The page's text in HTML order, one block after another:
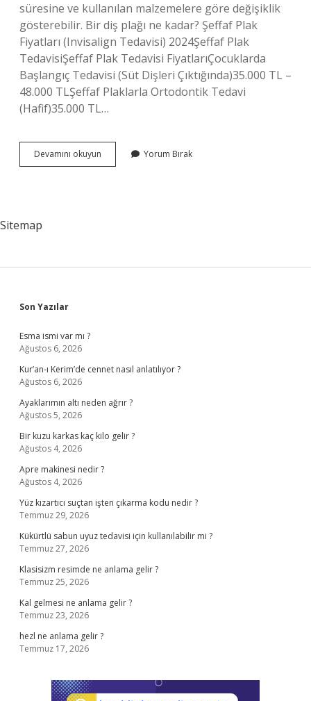
süresine ve kullanılan malzemelere göre değişiklik
gösterebilir. Bir diş plağı ne kadar? Şeffaf Plak
Fiyatları (Invisalign Tedavisi) 2024Şeffaf Plak
TedavisiŞeffaf Plak Tedavisi FiyatlarıÇocuklarda
Başlangıç ​​Tedavisi (Süt Dişleri Çıktığında)35.000 TL –
48.000 TLŞeffaf Plaklarla Ortodontik Tedavi
(Hafif)35.000 TL…
Devamını okuyun
Plağı
Yorum Bırak
Sitemap
Sidebar
Son Yazılar
Esma ismi var mı ?
Ağustos 6, 2026
Kur’an-ı Kerim’de cennet nasıl anlatılıyor ?
Ağustos 6, 2026
Ayaklarımın altı neden ağrır ?
Ağustos 5, 2026
Bir kuzu karkas kaç kilo gelir ?
Ağustos 4, 2026
Apre makinesi nedir ?
Ağustos 4, 2026
Yüz kızartıcı suçtan işten çıkarma kodu nedir ?
Temmuz 29, 2026
Kükürtlü sabun uyuz tedavisi için kullanılabilir mi ?
Temmuz 27, 2026
Klasisizm resimde ne anlama gelir ?
Temmuz 25, 2026
Kal gelmesi ne anlama gelir ?
Temmuz 23, 2026
hezl ne anlama gelir ?
Temmuz 17, 2026